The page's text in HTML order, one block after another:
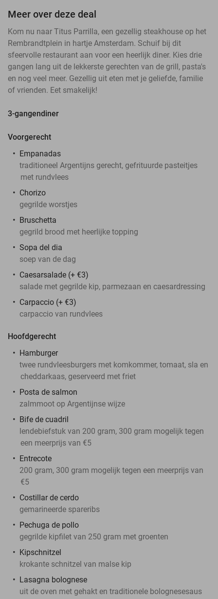
Meer over deze deal
Kom nu naar Titus Parrilla, een gezellig steakhouse op het
Rembrandtplein in hartje Amsterdam. Schuif bij dit
sfeervolle restaurant aan voor een heerlijk diner. Kies drie
gangen lang uit de lekkerste gerechten van de grill, pasta's
en nog veel meer. Gezellig uit eten met je geliefde, familie
of vrienden. Eet smakelijk!
3-gangendiner
Voorgerecht
Empanadas
traditioneel Argentijns gerecht, gefrituurde pasteitjes
met rundvlees
Chorizo
gegrilde worstjes
Bruschetta
gegrild brood met heerlijke topping
Sopa del dia
soep van de dag
Caesarsalade (+ €3)
salade met gegrilde kip, parmezaan en caesardressing
Carpaccio (+ €3)
carpaccio van rundvlees
Hoofdgerecht
Hamburger
twee rundvleesburgers met komkommer, tomaat, sla en
cheddarkaas, geserveerd met friet
Posta de salmon
zalmmoot op Argentijnse wijze
Bife de cuadril
lendebiefstuk van 200 gram, 300 gram mogelijk tegen
een meerprijs van €5
Entrecote
200 gram, 300 gram mogelijk tegen een meerprijs van
€5
Costillar de cerdo
gemarineerde spareribs
Pechuga de pollo
gegrilde kipfilet van 250 gram met groenten
Kipschnitzel
krokante schnitzel van malse kip
Lasagna bolognese
uit de oven met gehakt en traditionele bolognesesaus